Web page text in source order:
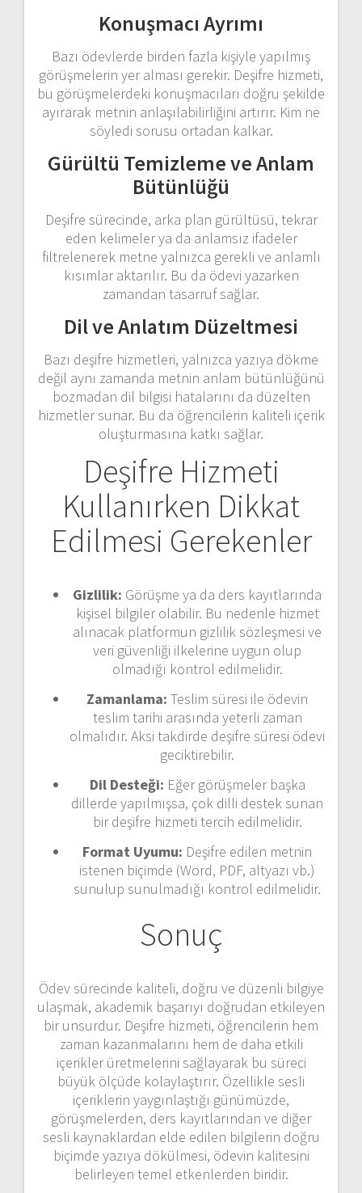
Konuşmacı Ayrımı
Bazı ödevlerde birden fazla kişiyle yapılmış
görüşmelerin yer alması gerekir. Deşifre hizmeti,
bu görüşmelerdeki konuşmacıları doğru şekilde
ayırarak metnin anlaşılabilirliğini artırır. Kim ne
söyledi sorusu ortadan kalkar.
Gürültü Temizleme ve Anlam
Bütünlüğü
Deşifre sürecinde, arka plan gürültüsü, tekrar
eden kelimeler ya da anlamsız ifadeler
filtrelenerek metne yalnızca gerekli ve anlamlı
kısımlar aktarılır. Bu da ödevi yazarken
zamandan tasarruf sağlar.
Dil ve Anlatım Düzeltmesi
Bazı deşifre hizmetleri, yalnızca yazıya dökme
değil aynı zamanda metnin anlam bütünlüğünü
bozmadan dil bilgisi hatalarını da düzelten
hizmetler sunar. Bu da öğrencilerin kaliteli içerik
oluşturmasına katkı sağlar.
Deşifre Hizmeti
Kullanırken Dikkat
Edilmesi Gerekenler
Gizlilik: Görüşme ya da ders kayıtlarında
kişisel bilgiler olabilir. Bu nedenle hizmet
alınacak platformun gizlilik sözleşmesi ve
veri güvenliği ilkelerine uygun olup
olmadığı kontrol edilmelidir.
Zamanlama: Teslim süresi ile ödevin
teslim tarihi arasında yeterli zaman
olmalıdır. Aksi takdirde deşifre süresi ödevi
geciktirebilir.
Dil Desteği: Eğer görüşmeler başka
dillerde yapılmışsa, çok dilli destek sunan
bir deşifre hizmeti tercih edilmelidir.
Format Uyumu: Deşifre edilen metnin
istenen biçimde (Word, PDF, altyazı vb.)
sunulup sunulmadığı kontrol edilmelidir.
Sonuç
Ödev sürecinde kaliteli, doğru ve düzenli bilgiye
ulaşmak, akademik başarıyı doğrudan etkileyen
bir unsurdur. Deşifre hizmeti, öğrencilerin hem
zaman kazanmalarını hem de daha etkili
içerikler üretmelerini sağlayarak bu süreci
büyük ölçüde kolaylaştırır. Özellikle sesli
içeriklerin yaygınlaştığı günümüzde,
görüşmelerden, ders kayıtlarından ve diğer
sesli kaynaklardan elde edilen bilgilerin doğru
biçimde yazıya dökülmesi, ödevin kalitesini
belirleyen temel etkenlerden biridir.